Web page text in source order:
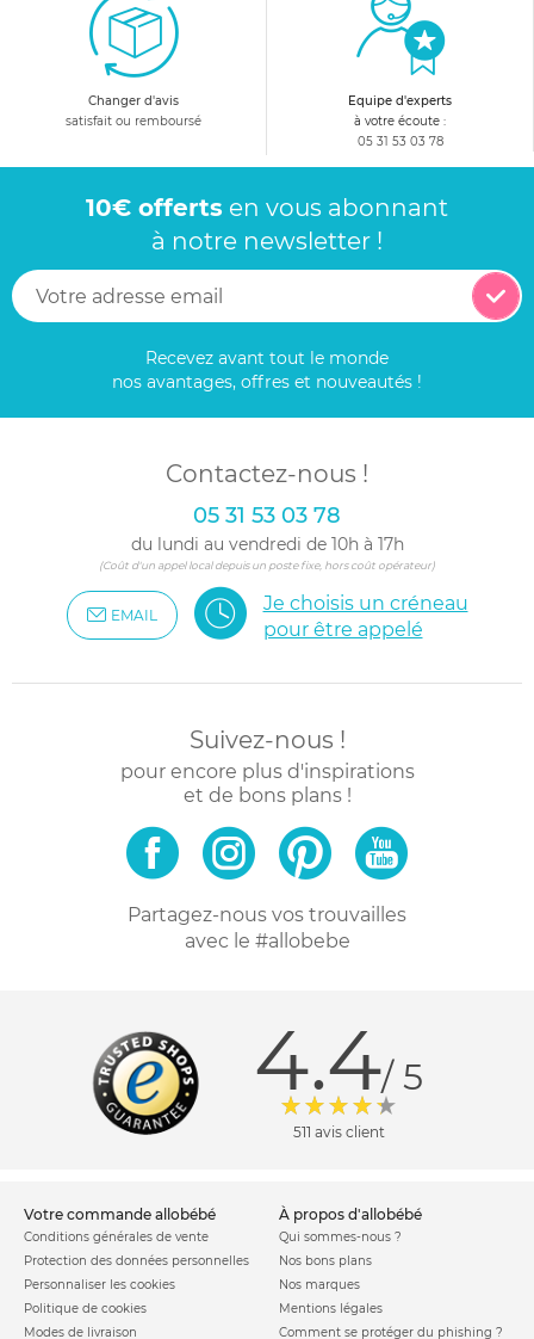
Changer d'avis
satisfait ou remboursé
Equipe d'experts
à votre écoute :
05 31 53 03 78
10€ offerts en vous abonnant
à notre newsletter !
Recevez avant tout le monde
nos avantages, offres et nouveautés !
Contactez-nous !
05 31 53 03 78
du lundi au vendredi de 10h à 17h
(Coût d'un appel local depuis un poste fixe, hors coût opérateur)
EMAIL
Je choisis un créneau
pour être appelé
Suivez-nous !
pour encore plus d'inspirations
et de bons plans !
Partagez-nous vos trouvailles
avec le #allobebe
4.4/ 5
511 avis client
votre commande allobébé
Conditions générales de vente
Protection des données personnelles
Personnaliser les cookies
Politique de cookies
Modes de livraison
à propos d'allobébé
Qui sommes-nous ?
Nos bons plans
Nos marques
Mentions légales
Comment se protéger du phishing ?